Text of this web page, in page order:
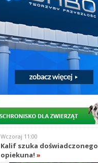
Wczoraj 11:00
Kalif szuka doświadczonego
opiekuna! »